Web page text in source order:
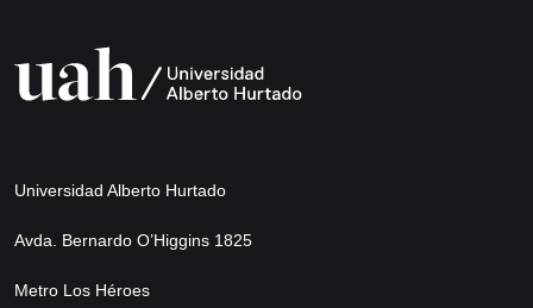
Universidad Alberto Hurtado
Avda. Bernardo O’Higgins 1825
Metro Los Héroes